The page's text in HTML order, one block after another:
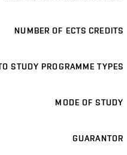
NUMBER OF ECTS CREDITS
STUDY PROGRAMME TYPES
MODE OF STUDY
GUARANTOR